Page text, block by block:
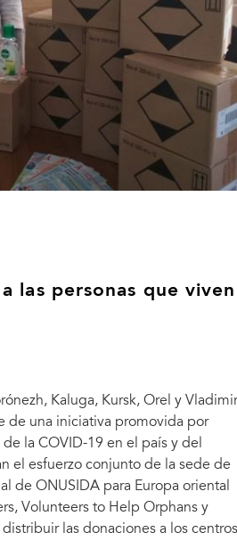
del VIH, Orel AIDS Center, Federación de
las personas que viven
Kaluga, Kursk, Orel y Vladimir
de una iniciativa promovida por
la COVID-19 en el país y del
el esfuerzo conjunto de la sede de
de ONUSIDA para Europa oriental
Volunteers to Help Orphans y
las donaciones a los centros